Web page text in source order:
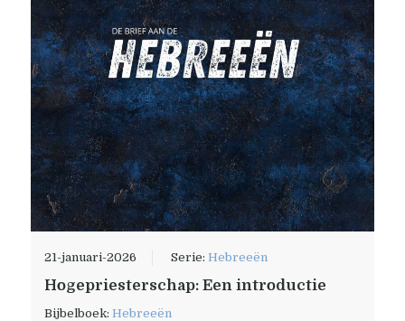
21-januari-2026 Serie:Hebreeën
Hogepriesterschap: Een introductie
Bijbelboek:Hebreeën